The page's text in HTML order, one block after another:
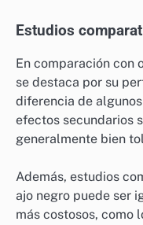
Estudios
En comparación con
se destaca por su
diferencia de
efectos secundarios
generalmente bien
Además, estudios
ajo negro puede ser
más costosos, como